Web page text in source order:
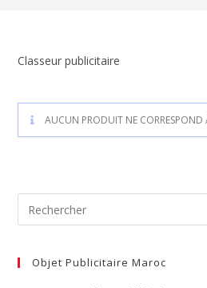
Classeur publicitaire
AUCUN PRODUIT NE CORRESPOND
Objet Publicitaire Maroc